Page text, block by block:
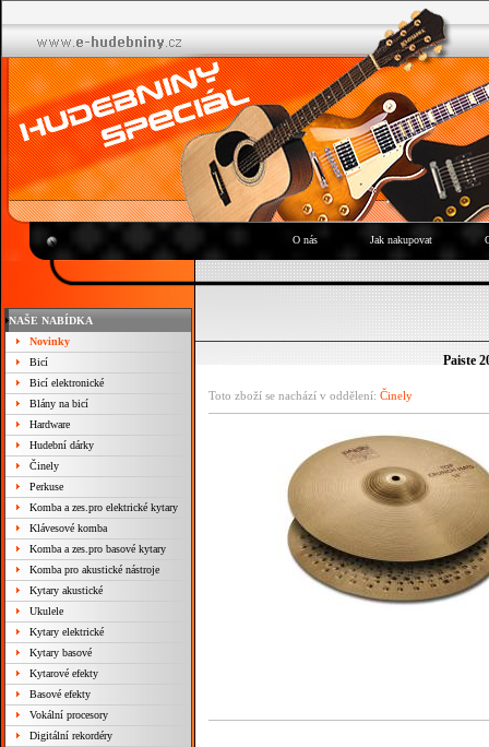
O nás Jak nakupovat
NAŠE NABÍDKA
Novinky
Bicí
Bicí elektronické
Blány na bicí
Hardware
Hudební dárky
Činely
Perkuse
Komba a zes.pro elektrické kytary
Klávesové komba
Komba a zes.pro basové kytary
Komba pro akustické nástroje
Kytary akustické
Ukulele
Kytary elektrické
Kytary basové
Kytarové efekty
Basové efekty
Vokální procesory
Digitální rekordéry
Paiste
Toto zboží se nachází v oddělení: Činely